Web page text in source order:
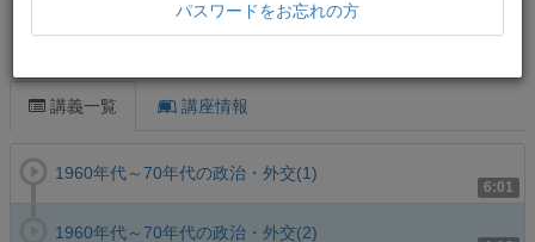
講義一覧 講座情報
6:01
1960年代～70年代の政治・外交(1)
1960年代～70年代の政治・外交(2)
パスワードをお忘れの方